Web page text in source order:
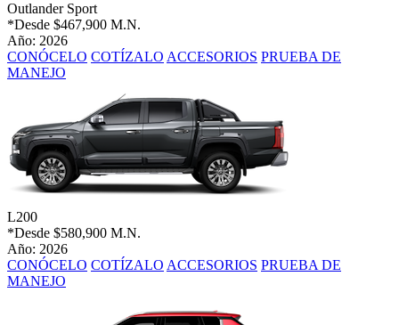
Outlander Sport
*Desde $467,900 M.N.
Año: 2026
CONÓCELO COTÍZALO ACCESORIOS PRUEBA DE
MANEJO
L200
*Desde $580,900 M.N.
Año: 2026
CONÓCELO COTÍZALO ACCESORIOS PRUEBA DE
MANEJO